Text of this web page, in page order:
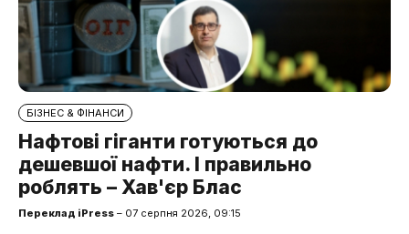
БІЗНЕС & ФІНАНСИ
Нафтові гіганти готуються до
дешевшої нафти. І правильно
роблять – Хав'єр Блас
Переклад iPress – 07 серпня 2026, 09:15